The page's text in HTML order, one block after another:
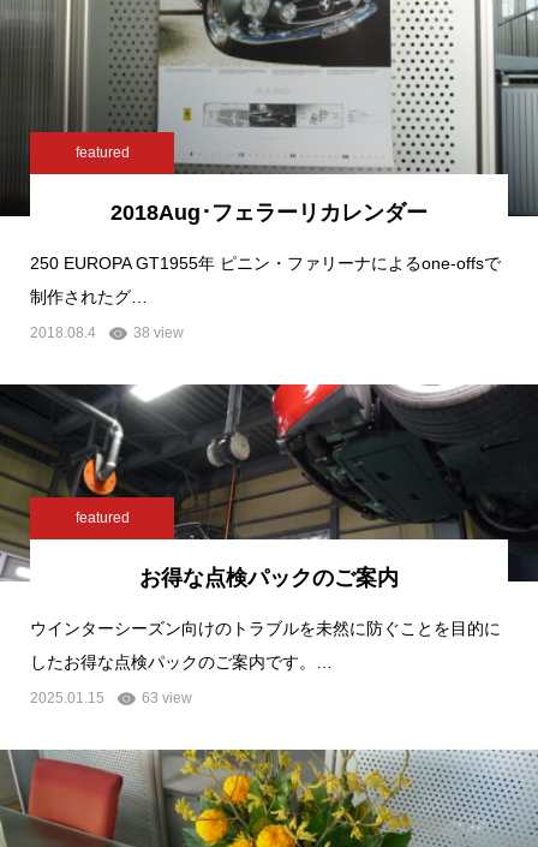
featured
2018Aug･フェラーリカレンダー
250 EUROPA GT1955年 ピニン・ファリーナによるone-offsで
制作されたグ…
2018.08.4 38 view
featured
お得な点検パックのご案内
ウインターシーズン向けのトラブルを未然に防ぐことを目的に
したお得な点検パックのご案内です。…
2025.01.15 63 view